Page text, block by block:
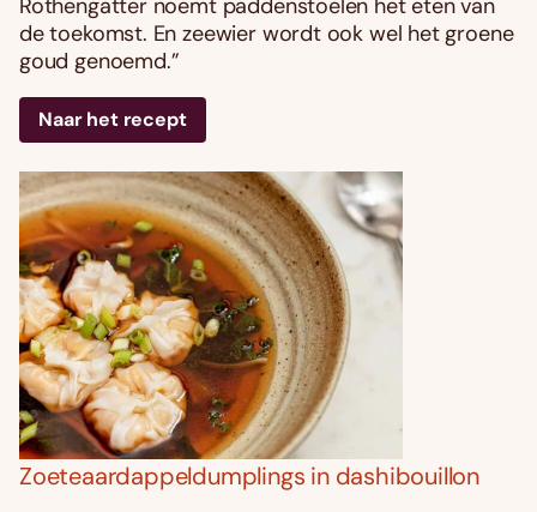
Rothengatter noemt paddenstoelen het eten van
de toekomst. En zeewier wordt ook wel het groene
goud genoemd.”
Naar het recept
Zoeteaardappeldumplings in dashibouillon